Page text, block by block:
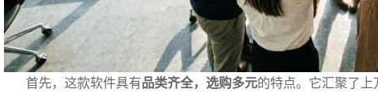
首先，这款软件具有品类齐全，选购多元的特点。它汇聚了